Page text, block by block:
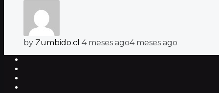
by Zumbido.cl 4 meses ago4 meses ago